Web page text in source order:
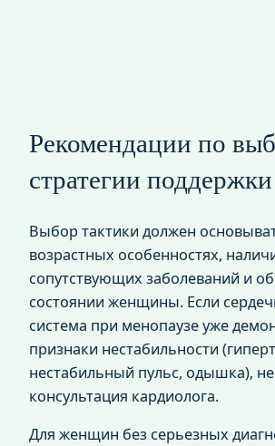
Рекомендации по
стратегии поддержки
Выбор тактики должен
возрастных особенностях,
сопутствующих заболеваний и
состоянии женщины. Если
система при менопаузе уже
признаки нестабильности
нестабильный пульс, одышка),
консультация кардиолога.
Для женщин без серьезных